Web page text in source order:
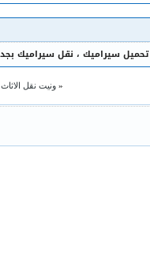
تحميل سيراميك ، نقل سيراميك
«ونيت نقل الاثاث رخيص 0509342419- دباب